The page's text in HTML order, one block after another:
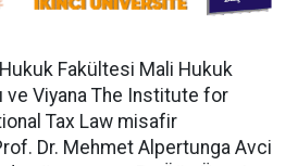
Fakültesi Mali Hukuk
ve Viyana The Institute for
Tax Law misafir
Dr. Mehmet Alpertunga Avci